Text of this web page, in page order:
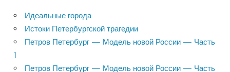
Идеальные города
Истоки Петербургской трагедии
Петров Петербург — Модель новой России — Часть
1
Петров Петербург — Модель новой России — Часть